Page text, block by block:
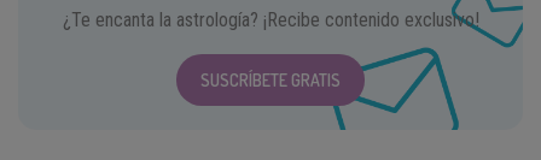
¿Te encanta la astrología? ¡Recibe contenido exclusivo!
SUSCRÍBETE GRATIS